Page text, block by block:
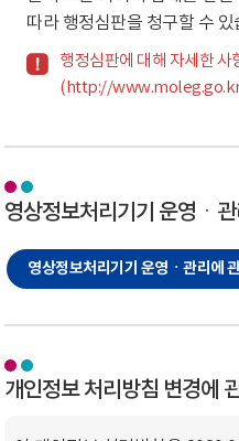
따라 행정심판을 청구할 수 있
행정심판에 대해 자세한 사
(http://www.moleg.go.kr)
영상정보처리기기 운영ㆍ
영상정보처리기기 운영ㆍ관리에
개인정보 처리방침 변경에